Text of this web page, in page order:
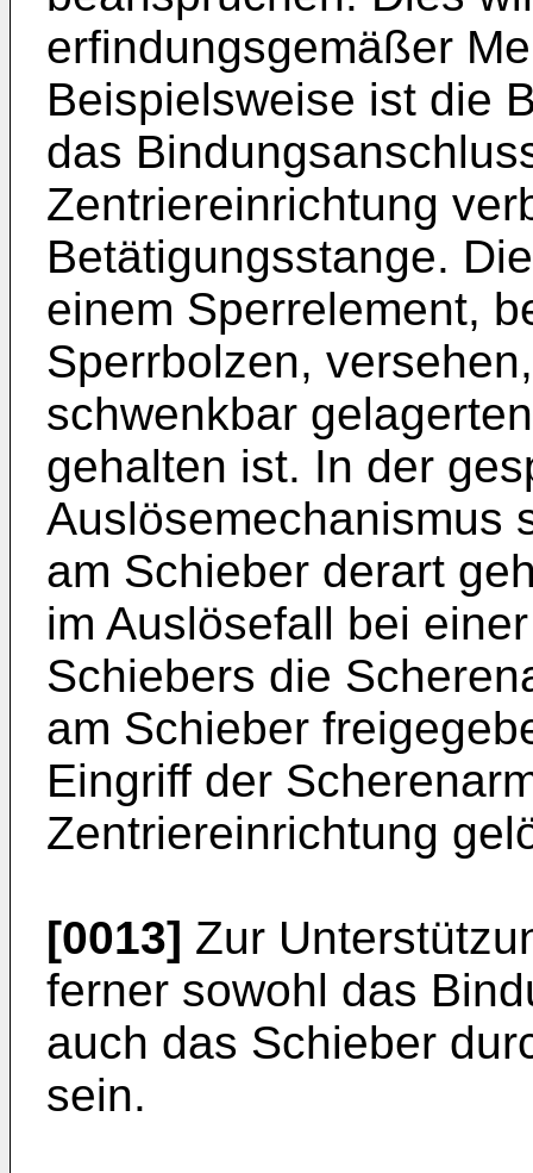
erfindungsgemäßer
Beispielsweise ist die
das
Zentriereinrichtung
Betätigungsstange.
einem Sperrelement,
Sperrbolzen,
schwenkbar
gehalten ist. In der
Auslösemechanismus
am Schieber derart
im Auslösefall bei
Schiebers die
am Schieber
Eingriff der
Zentriereinrichtung
[0013] Zur
ferner sowohl das
auch das Schieber
sein.